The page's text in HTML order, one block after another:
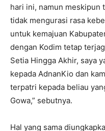
hari ini, namun meskipun
tidak mengurasi rasa
untuk kemajuan
dengan Kodim tetap
Setia Hingga Akhir, saya
kepada AdnanKio dan
terpatri kepada beliau
Gowa,” sebutnya.
Hal yang sama